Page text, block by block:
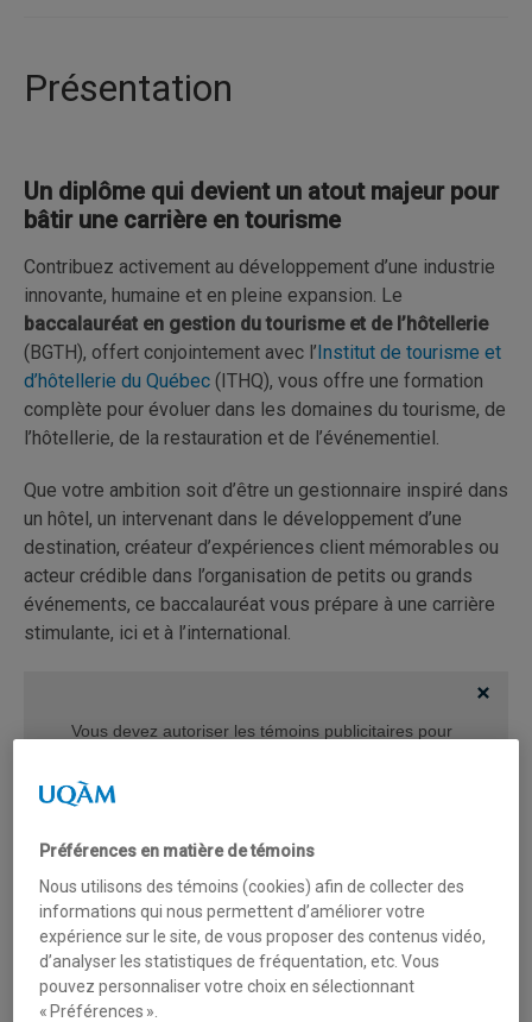
Présentation
Un diplôme qui devient un atout majeur pour
bâtir une carrière en tourisme
Contribuez activement au développement d’une industrie
innovante, humaine et en pleine expansion. Le
baccalauréat en gestion du tourisme et de l’hôtellerie
(BGTH), offert conjointement avec l’Institut de tourisme et
d’hôtellerie du Québec (ITHQ), vous offre une formation
complète pour évoluer dans les domaines du tourisme, de
l’hôtellerie, de la restauration et de l’événementiel.
Que votre ambition soit d’être un gestionnaire inspiré dans
un hôtel, un intervenant dans le développement d’une
destination, créateur d’expériences client mémorables ou
acteur crédible dans l’organisation de petits ou grands
événements, ce baccalauréat vous prépare à une carrière
stimulante, ici et à l’international.
Vous devez autoriser les témoins publicitaires pour
Préférences des témoins
Préférences en matière de témoins
Nous utilisons des témoins (cookies) afin de collecter des
informations qui nous permettent d’améliorer votre
expérience sur le site, de vous proposer des contenus vidéo,
d’analyser les statistiques de fréquentation, etc. Vous
pouvez personnaliser votre choix en sélectionnant
« Préférences ».